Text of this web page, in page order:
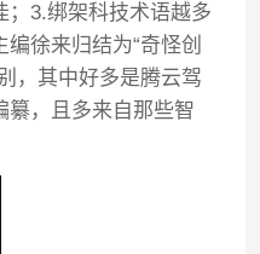
；3.绑架科技术语越多
徐来归结为“奇怪创
，其中好多是腾云驾
纂，且多来自那些智